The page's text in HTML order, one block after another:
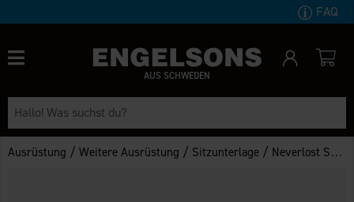
FAQ
AUS SCHWEDEN
Ausrüstung /Weitere Ausrüstung / Sitzunterlage / Neverlost Sitzunterlage